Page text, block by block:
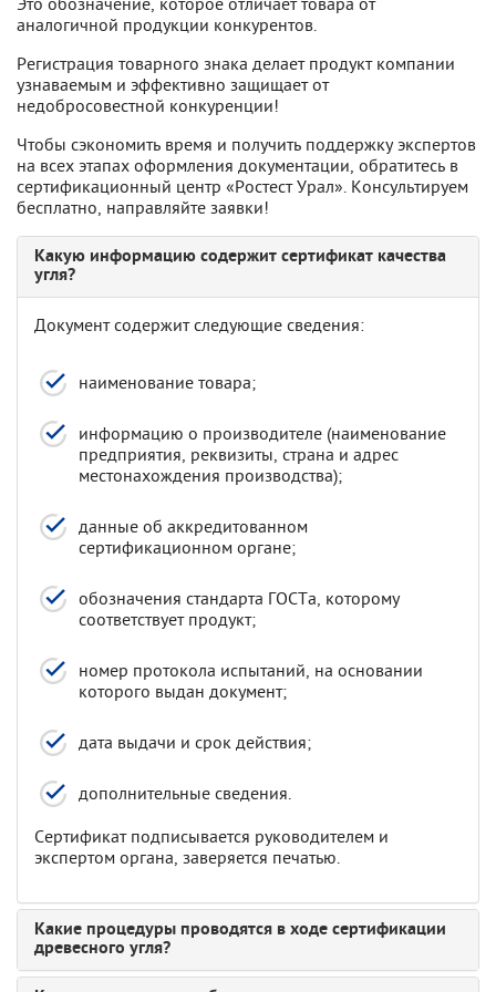
аналогичной продукции конкурентов.
Регистрация товарного знака делает продукт компании
узнаваемым и эффективно защищает от
недобросовестной конкуренции!
Чтобы сэкономить время и получить поддержку экспертов
на всех этапах оформления документации, обратитесь в
сертификационный центр «Ростест Урал». Консультируем
бесплатно, направляйте заявки!
Какую информацию содержит сертификат качества
угля?
Документ содержит следующие сведения:
наименование товара;
информацию о производителе (наименование
предприятия, реквизиты, страна и адрес
местонахождения производства);
данные об аккредитованном
сертификационном органе;
обозначения стандарта ГОСТа, которому
соответствует продукт;
номер протокола испытаний, на основании
которого выдан документ;
дата выдачи и срок действия;
дополнительные сведения.
Сертификат подписывается руководителем и
экспертом органа, заверяется печатью.
Какие процедуры проводятся в ходе сертификации
древесного угля?